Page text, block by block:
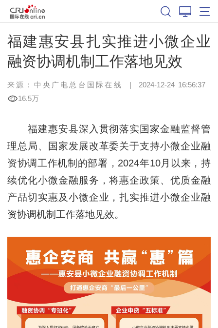
福建惠安县扎实推进小微企业
融资协调机制工作落地见效
来源：中央广电总台国际在线 | 2024-12-24 16:56:37
16.5万
福建惠安县深入贯彻落实国家金融监督管
理总局、国家发展改革委关于支持小微企业融
资协调工作机制的部署，2024年10月以来，持
续优化小微金融服务，将惠企政策、优质金融
产品切实惠及小微企业，扎实推进小微企业融
资协调机制工作落地见效。